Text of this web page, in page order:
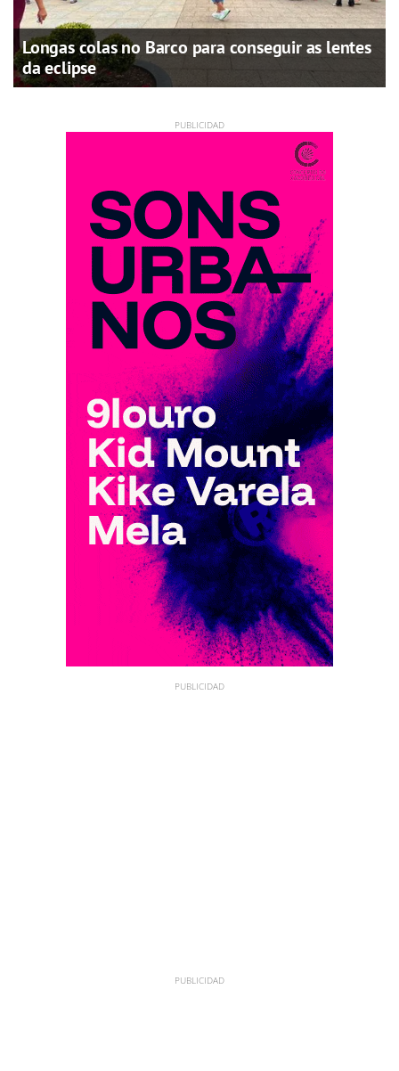
Longas colas no Barco para conseguir as lentes
da eclipse